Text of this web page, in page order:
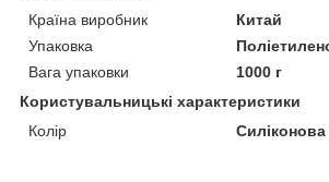
Країна виробник
Китай
Упаковка
Вага упаковки
1000 г
Користувальницькі характеристики
Колір
Силіконова